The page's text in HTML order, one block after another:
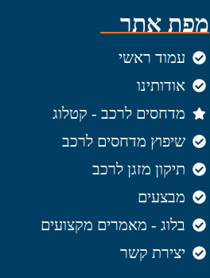
מפת אתר
עמוד ראשי
אודותינו
מדחסים לרכב - קטלוג
שיפוץ מדחסים לרכב
תיקון מזגן לרכב
מבצעים
בלוג - מאמרים מקצועים
יצירת קשר